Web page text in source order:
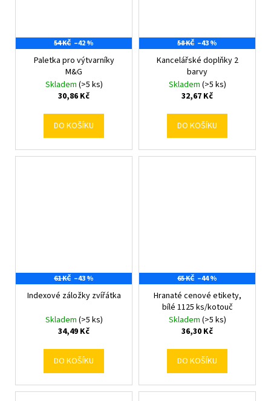
54 KČ –42 %
Paletka pro výtvarníky
M&G
Skladem (>5 ks)
30,86 Kč
DO KOŠÍKU
58 KČ –43 %
Kancelářské doplňky 2
barvy
Skladem (>5 ks)
32,67 Kč
DO KOŠÍKU
61 KČ –43 %
Indexové záložky zvířátka
Skladem (>5 ks)
34,49 Kč
DO KOŠÍKU
65 KČ –44 %
Hranaté cenové etikety,
bílé 1125 ks/kotouč
Skladem (>5 ks)
36,30 Kč
DO KOŠÍKU